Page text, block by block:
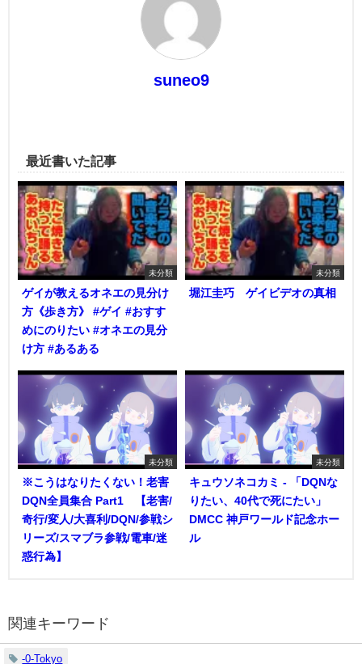
suneo9
最近書いた記事
未分類
ゲイが教えるオネエの見分け
方《歩き方》 #ゲイ #おすす
めにのりたい #オネエの見分
け方 #あるある
未分類
堀江圭巧 ゲイビデオの真相
未分類
※こうはなりたくない！老害
DQN全員集合 Part1 【老害/
奇行/変人/大喜利/DQN/参戦シ
リーズ/スマブラ参戦/電車/迷
惑行為】
未分類
キュウソネコカミ - 「DQNな
りたい、40代で死にたい」
DMCC 神戸ワールド記念ホー
ル
関連キーワード
-0-Tokyo